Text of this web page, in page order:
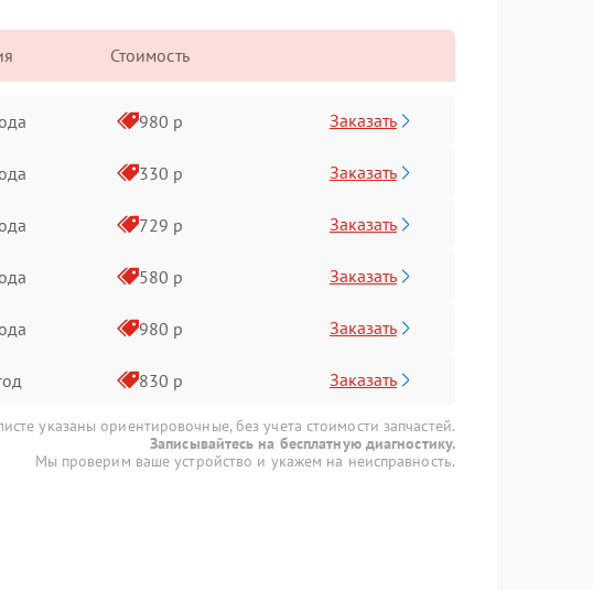
Стоимость
980 р Заказать
330 р Заказать
729 р Заказать
580 р Заказать
980 р Заказать
830 р Заказать
указаны ориентировочные, без учета стоимости запчастей.
Записывайтесь на бесплатную диагностику.
Мы проверим ваше устройство и укажем на неисправность.